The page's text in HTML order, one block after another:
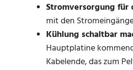
Stromversorgung für
mit den
Kühlung schaltbar
Hauptplatine
Kabelende, das zum